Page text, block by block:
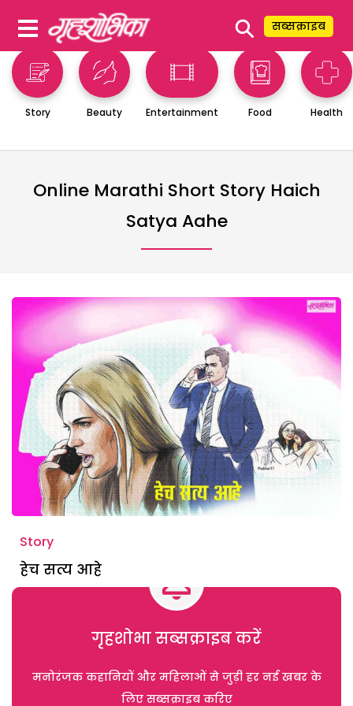
⚲ सब्सक्राइब
Story Beauty Entertainment Food Health
Online Marathi Short Story Haich
Satya Aahe
Story
हेच सत्य आहे
गृहशोभा सब्सक्राइब करें
मनोरंजक कहानियों और महिलाओं से जुड़ी हर नई खबर के
लिए सब्सक्राइब करिए